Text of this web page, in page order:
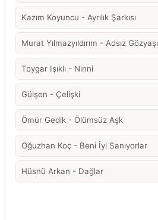
Kazım Koyuncu - Ayrılık Şarkısı
Murat Yılmazyıldırım - Adsız Gözyaşı
Toygar Işıklı - Ninni
Gülşen - Çelişki
Ömür Gedik - Ölümsüz Aşk
Oğuzhan Koç - Beni İyi Sanıyorlar
Hüsnü Arkan - Dağlar